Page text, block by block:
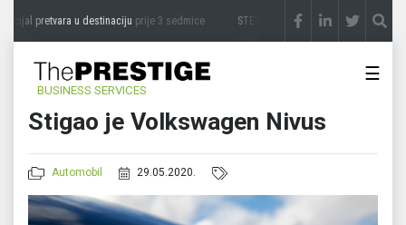
pretvara u destinacijuprije 3 sedmice STEVICA LUKIĆ: Majevica je idealna
BUSINESS SERVICES
☰
Stigao je Volkswagen Nivus
Automobil 29.05.2020.